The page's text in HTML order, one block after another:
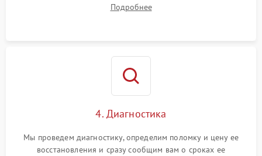
Подробнее
4. Диагностика
Мы проведем диагностику, определим поломку и цену ее
восстановления и сразу сообщим вам о сроках ее